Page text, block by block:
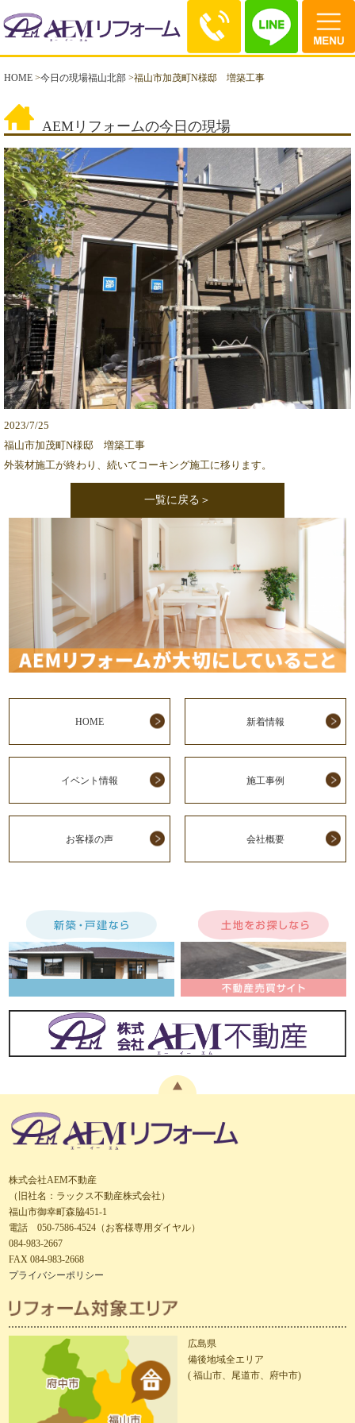
HOME >今日の現場福山北部 >福山市加茂町N様邸 増築工事
AEMリフォームの今日の現場
2023/7/25
福山市加茂町N様邸 増築工事
外装材施工が終わり、続いてコーキング施工に移ります。
一覧に戻る＞
HOME 新着情報
イベント情報 施工事例
お客様の声 会社概要
株式会社AEM不動産
（旧社名：ラックス不動産株式会社）
福山市御幸町森脇451-1
電話 050-7586-4524（お客様専用ダイヤル）
084-983-2667
FAX 084-983-2668
プライバシーポリシー
広島県
備後地域全エリア
( 福山市、尾道市、府中市)